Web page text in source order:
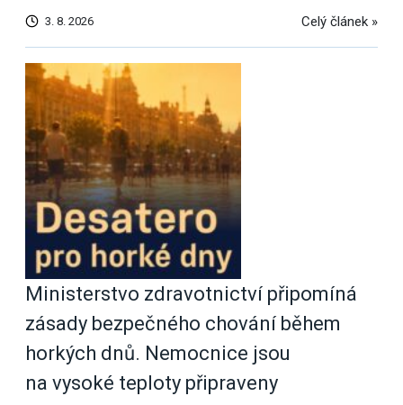
3. 8. 2026 Celý článek »
Ministerstvo zdravotnictví připomíná
zásady bezpečného chování během
horkých dnů. Nemocnice jsou
na vysoké teploty připraveny